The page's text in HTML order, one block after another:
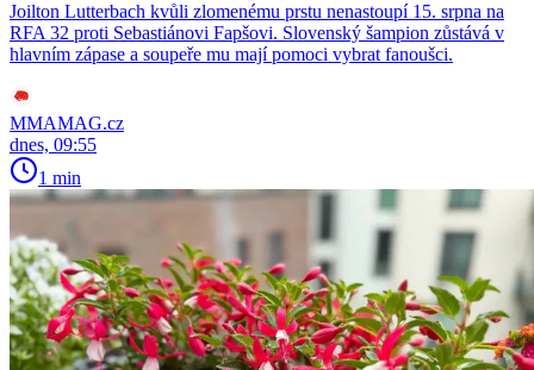
Joilton Lutterbach kvůli zlomenému prstu nenastoupí 15. srpna na
RFA 32 proti Sebastiánovi Fapšovi. Slovenský šampion zůstává v
hlavním zápase a soupeře mu mají pomoci vybrat fanoušci.
MMAMAG.cz
dnes, 09:55
1 min